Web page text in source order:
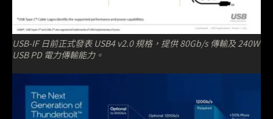
USB-IF 日前正式發表 USB4 v2.0 規格，提供 80Gb/s 傳輸及 240W
USB PD 電力傳輸能力。